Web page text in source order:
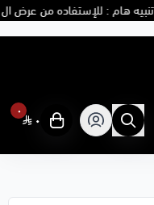
هام : للإستفاده من عرض ال ٥ عطور ب ٥٧٥ ريال ، يرجى تسجيل الدخول أولاً🔥
٠
٠